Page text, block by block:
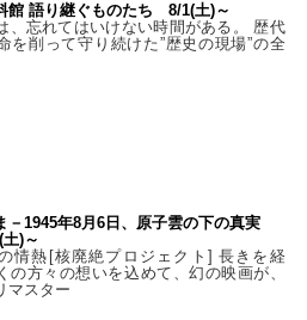
館 語り継ぐものたち 8/1(土)～
、忘れてはいけない時間がある。 歴代
を削って守り続けた”歴史の現場”の全
－1945年8月6日、原子雲の下の真実
)～
情熱[核廃絶プロジェクト] 長きを経
の方々の想いを込めて、幻の映画が、
マスター